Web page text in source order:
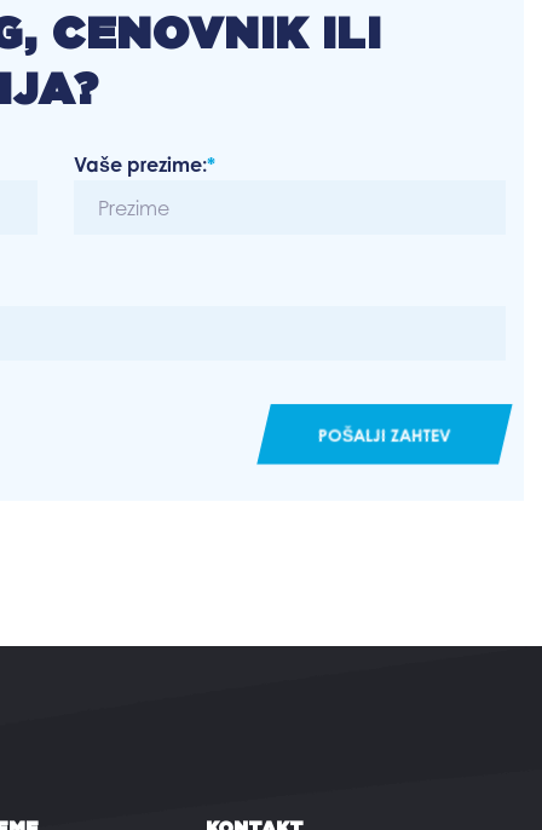
CENOVNIK ILI
Vaše prezime:*
POŠALJI ZAHTEV